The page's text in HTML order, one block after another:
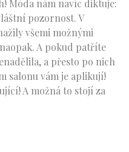
Móda nám navíc diktuje:
pozornost. V
všemi možnými
A pokud patříte
a přesto po nich
salonu vám je aplikují!
A možná to stojí za